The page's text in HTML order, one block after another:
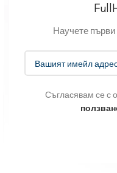
Научете първи
Съгласявам се с